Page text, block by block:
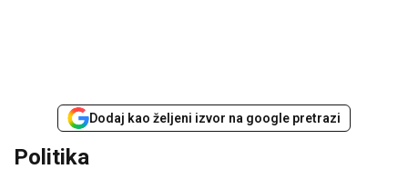
Dodaj kao željeni izvor na google pretrazi
Politika